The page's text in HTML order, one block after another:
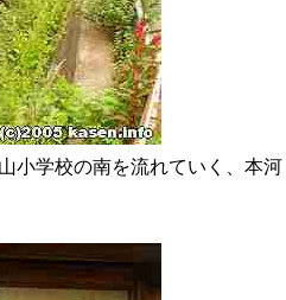
小学校の南を流れていく、本河